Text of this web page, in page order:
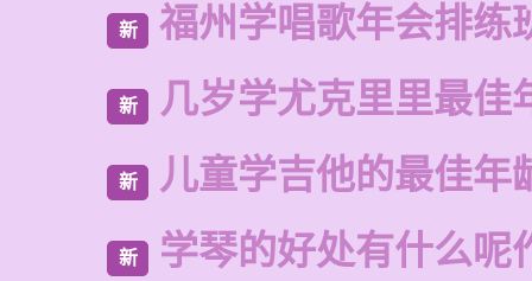
新 福州学唱歌年会排练
新 几岁学尤克里里最佳
新 儿童学吉他的最佳年
新 学琴的好处有什么呢